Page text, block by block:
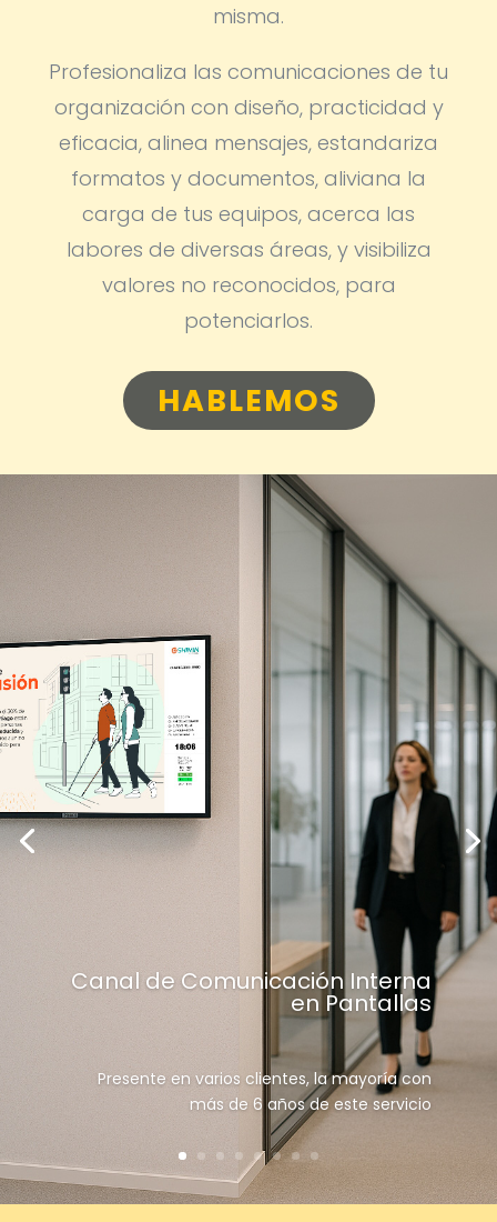
misma.
Profesionaliza las comunicaciones de tu
organización con diseño, practicidad y
eficacia, alinea mensajes, estandariza
formatos y documentos, aliviana la
carga de tus equipos, acerca las
labores de diversas áreas, y visibiliza
valores no reconocidos, para
potenciarlos.
HABLEMOS
Canal de Comunicación Interna
en Pantallas
Presente en varios clientes, la mayoría con
más de 6 años de este servicio